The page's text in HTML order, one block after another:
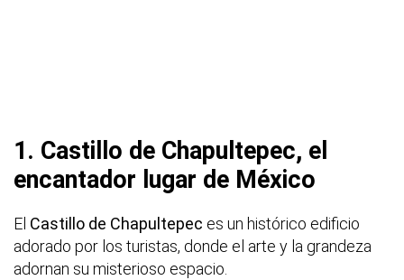
1. Castillo de Chapultepec, el
encantador lugar de México
El Castillo de Chapultepec es un histórico edificio
adorado por los turistas, donde el arte y la grandeza
adornan su misterioso espacio.